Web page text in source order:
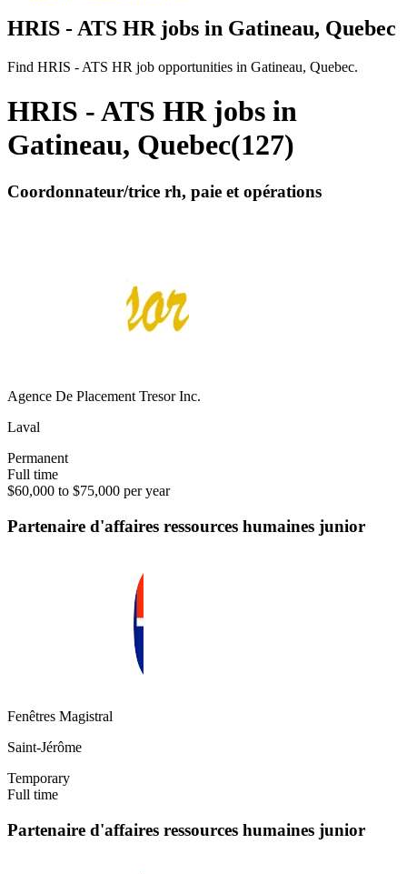
HRIS - ATS HR jobs in Gatineau, Quebec
Find HRIS - ATS HR job opportunities in Gatineau, Quebec.
HRIS - ATS HR jobs in
Gatineau, Quebec(127)
Coordonnateur/trice rh, paie et opérations
Agence De Placement Tresor Inc.
Laval
Permanent
Full time
$60,000 to $75,000 per year
Partenaire d'affaires ressources humaines junior
Fenêtres Magistral
Saint-Jérôme
Temporary
Full time
Partenaire d'affaires ressources humaines junior